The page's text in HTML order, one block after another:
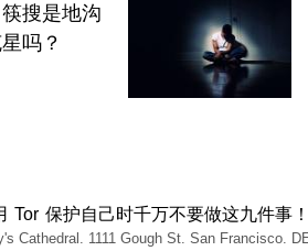
搜是地沟
吗？
Tor 保护自己时千万不要做这九件事
Cathedral. 1111 Gough St. San Francisco.